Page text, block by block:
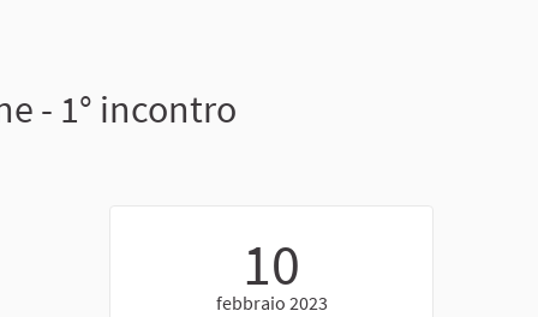
- 1° incontro
10
febbraio 2023